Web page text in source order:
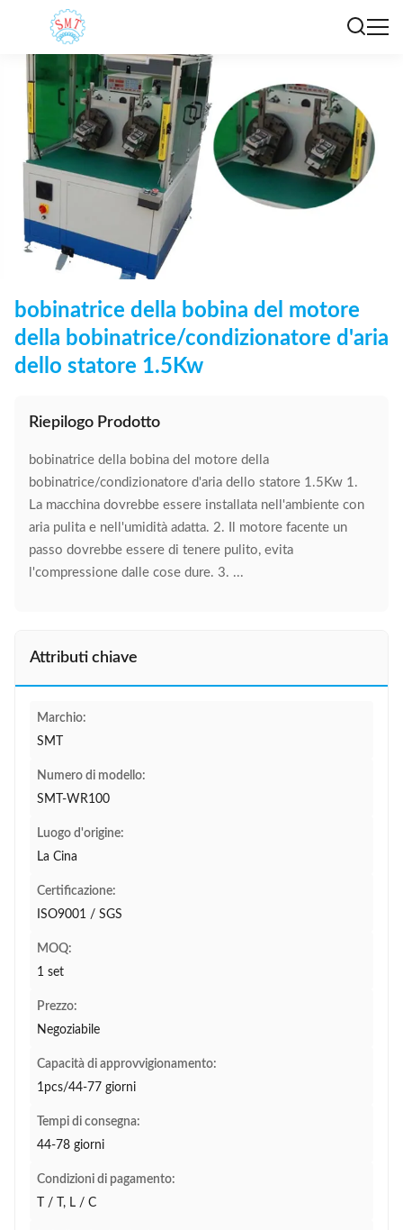
bobinatrice della bobina del motore
della bobinatrice/condizionatore d'aria
dello statore 1.5Kw
Riepilogo Prodotto
bobinatrice della bobina del motore della
bobinatrice/condizionatore d'aria dello statore 1.5Kw 1.
La macchina dovrebbe essere installata nell'ambiente con
aria pulita e nell'umidità adatta. 2. Il motore facente un
passo dovrebbe essere di tenere pulito, evita
l'compressione dalle cose dure. 3. ...
Attributi chiave
Marchio:
SMT
Numero di modello:
SMT-WR100
Luogo d'origine:
La Cina
Certificazione:
ISO9001 / SGS
MOQ:
1 set
Prezzo:
Negoziabile
Capacità di approvvigionamento:
1pcs/44-77 giorni
Tempi di consegna:
44-78 giorni
Condizioni di pagamento:
T / T, L / C